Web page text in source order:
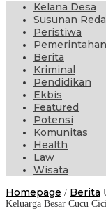
Kelana Desa
Susunan
Peristiwa
Pemerintahan
Berita
Kriminal
Pendidikan
Ekbis
Featured
Potensi
Komunitas
Health
Law
Wisata
Homepage / Berita
Keluarga Besar Cucu